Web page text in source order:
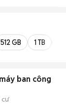
512 GB 1 TB
ban công
cư